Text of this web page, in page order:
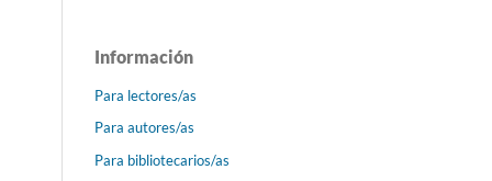
Información
Para lectores/as
Para autores/as
Para bibliotecarios/as